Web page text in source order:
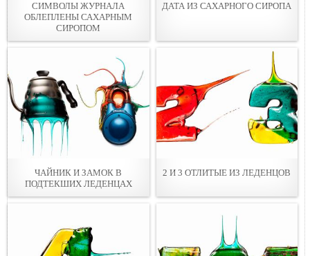
СИМВОЛЫ ЖУРНАЛА
ОБЛЕПЛЕНЫ САХАРНЫМ
СИРОПОМ
ДАТА ИЗ САХАРНОГО СИРОПА
ЧАЙНИК И ЗАМОК В
ПОДТЕКШИХ ЛЕДЕНЦАХ
2 И 3 ОТЛИТЫЕ ИЗ ЛЕДЕНЦОВ